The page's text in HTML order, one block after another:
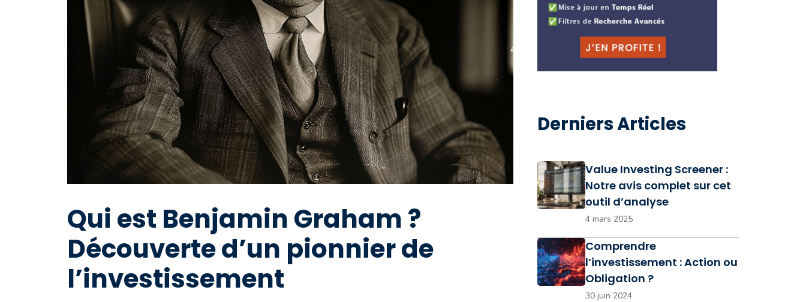
Qui est Benjamin Graham ?
Découverte d’un pionnier de
l’investissement
Derniers Articles
Value Investing Screener :
Notre avis complet sur cet
outil d’analyse
4 mars 2025
Comprendre
l’investissement : Action ou
Obligation ?
30 juin 2024